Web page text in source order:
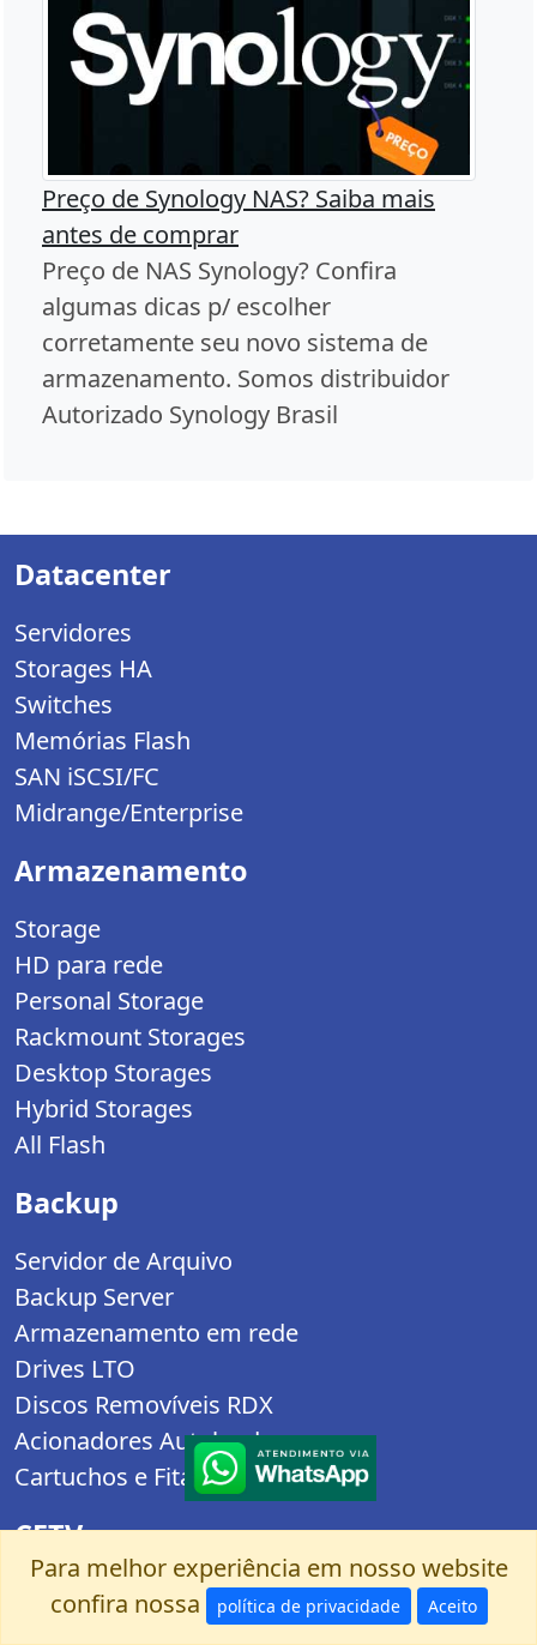
Preço de Synology NAS? Saiba mais
antes de comprar
Preço de NAS Synology? Confira
algumas dicas p/ escolher
corretamente seu novo sistema de
armazenamento. Somos distribuidor
Autorizado Synology Brasil
Datacenter
Servidores
Storages HA
Switches
Memórias Flash
SAN iSCSI/FC
Midrange/Enterprise
Armazenamento
Storage
HD para rede
Personal Storage
Rackmount Storages
Desktop Storages
Hybrid Storages
All Flash
Backup
Servidor de Arquivo
Backup Server
Armazenamento em rede
Drives LTO
Discos Removíveis RDX
Acionadores Autoloaders
Cartuchos e Fitas
CFTV
Servidores CFTV
Para melhor experiência em nosso website
confira nossa
política de privacidade Aceito